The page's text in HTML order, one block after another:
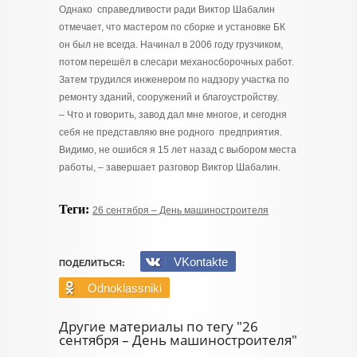
Однако справедливости ради Виктор Шабалин
отмечает, что мастером по сборке и установке БК
он был не всегда. Начинал в 2006 году грузчиком,
потом перешёл в слесари механосборочных работ.
Затем трудился инженером по надзору участка по
ремонту зданий, сооружений и благоустройству.
– Что и говорить, завод дал мне многое, и сегодня
себя не представляю вне родного предприятия.
Видимо, не ошибся я 15 лет назад с выбором места
работы, – завершает разговор Виктор Шабалин.
Теги: 26 сентября – День машиностроителя
ПОДЕЛИТЬСЯ:
VKontakte
Odnoklassniki
Другие материалы по тегу "26
сентября – День машиностроителя"